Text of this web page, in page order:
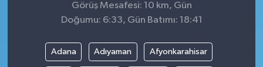
Görüş Mesafesi: 10 km, Gün
Doğumu: 6:33, Gün Batımı: 18:41
Adana Adıyaman Afyonkarahisar